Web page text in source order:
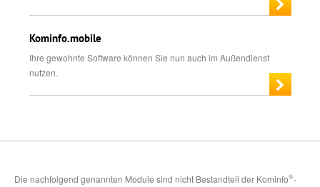
Kominfo.mobile
Ihre gewohnte Software können Sie nun auch im Außendienst
nutzen.
Die nachfolgend genannten Module sind nicht Bestandteil der Kominfo®-